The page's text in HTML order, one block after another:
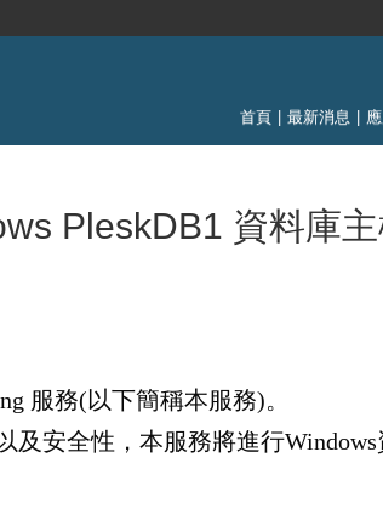
PleskDB1 資料庫
服務(以下簡稱本服務)。
安全性，本服務將進行